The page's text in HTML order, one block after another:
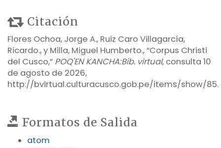
Citación
Flores Ochoa, Jorge A., Ruiz Caro Villagarcía,
Ricardo., y Milla, Miguel Humberto., “Corpus Christi
del Cusco,” POQ'EN KANCHA:Bib. virtual, consulta 10
de agosto de 2026,
http://bvirtual.culturacusco.gob.pe/items/show/85.
Formatos de Salida
atom